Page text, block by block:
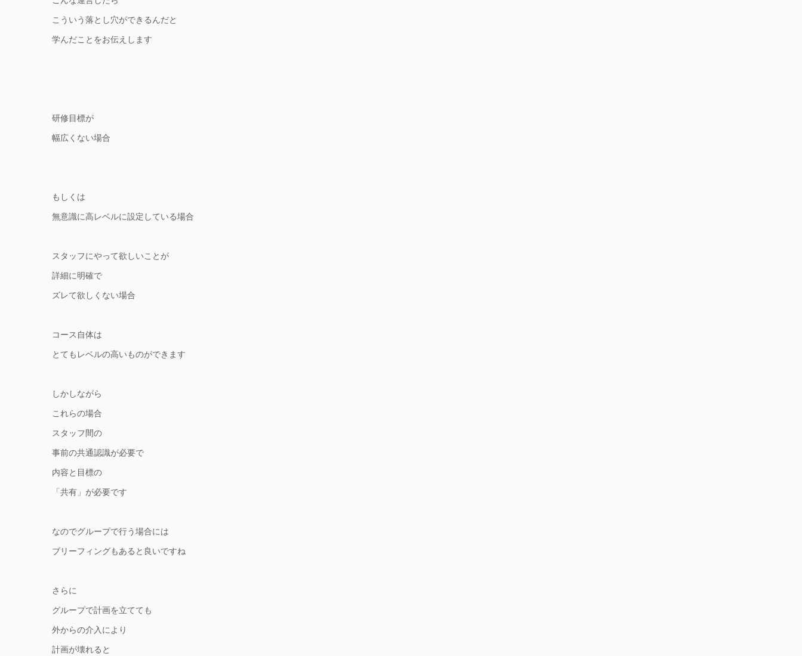
こういう落とし穴ができるんだと
学んだことをお伝えします
研修目標が
幅広くない場合
もしくは
無意識に高レベルに設定している場合
スタッフにやって欲しいことが
詳細に明確で
ズレて欲しくない場合
コース自体は
とてもレベルの高いものができます
しかしながら
これらの場合
スタッフ間の
事前の共通認識が必要で
内容と目標の
「共有」が必要です
なのでグループで行う場合には
ブリーフィングもあると良いですね
さらに
グループで計画を立てても
外からの介入により
計画が壊れると